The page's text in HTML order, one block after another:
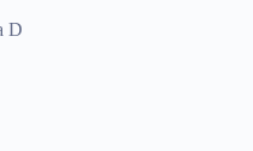
D